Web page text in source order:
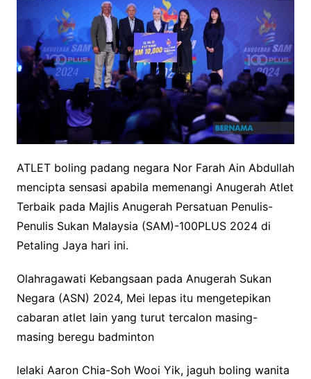
ATLET boling padang negara Nor Farah Ain Abdullah
mencipta sensasi apabila memenangi Anugerah Atlet
Terbaik pada Majlis Anugerah Persatuan Penulis-
Penulis Sukan Malaysia (SAM)-100PLUS 2024 di
Petaling Jaya hari ini.
Olahragawati Kebangsaan pada Anugerah Sukan
Negara (ASN) 2024, Mei lepas itu mengetepikan
cabaran atlet lain yang turut tercalon masing-
masing beregu badminton
lelaki Aaron Chia-Soh Wooi Yik, jaguh boling wanita